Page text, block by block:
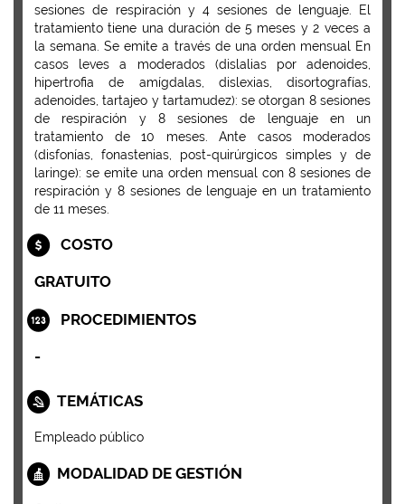
sesiones de respiración y 4 sesiones de lenguaje. El
tratamiento tiene una duración de 5 meses y 2 veces a
la semana. Se emite a través de una orden mensual En
casos leves a moderados (dislalias por adenoides,
hipertrofia de amígdalas, dislexias, disortografías,
adenoides, tartajeo y tartamudez): se otorgan 8 sesiones
de respiración y 8 sesiones de lenguaje en un
tratamiento de 10 meses. Ante casos moderados
(disfonías, fonastenias, post-quirúrgicos simples y de
laringe): se emite una orden mensual con 8 sesiones de
respiración y 8 sesiones de lenguaje en un tratamiento
de 11 meses.
COSTO
GRATUITO
PROCEDIMIENTOS
-
TEMÁTICAS
Empleado público
MODALIDAD DE GESTIÓN